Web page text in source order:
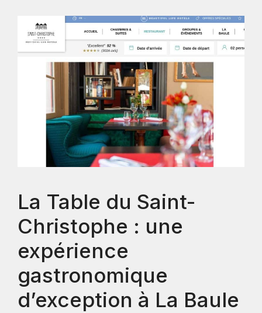
La Table du Saint-
Christophe : une
expérience
gastronomique
d’exception à La Baule